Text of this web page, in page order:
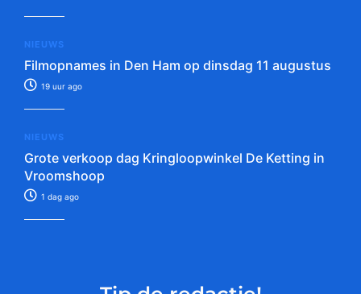
NIEUWS
Filmopnames in Den Ham op dinsdag 11 augustus
19 uur ago
NIEUWS
Grote verkoop dag Kringloopwinkel De Ketting in
Vroomshoop
1 dag ago